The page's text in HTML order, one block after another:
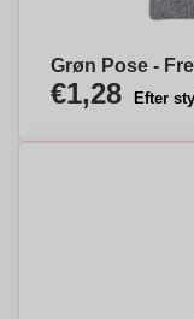
Grøn Pose -
€1,28 Efter